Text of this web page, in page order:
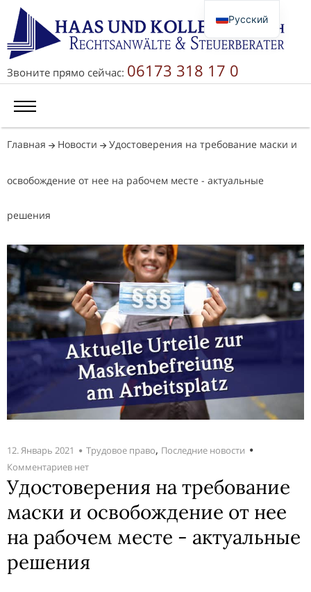
Звоните прямо сейчас: 06173 318 17 0
Главная Новости Удостоверения на требование маски и
освобождение от нее на рабочем месте - актуальные
решения
12. Январь 2021 Трудовое право, Последние новости
Комментариев нет
Удостоверения на требование
маски и освобождение от нее
на рабочем месте - актуальные
решения
Русский
Deutsch
English
简体中文